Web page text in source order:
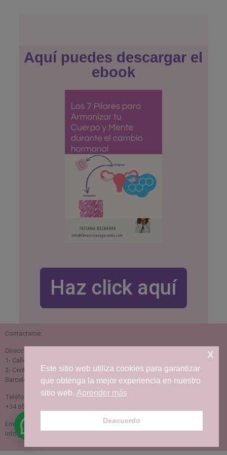
Aquí puedes descargar el
ebook
Haz click aquí
Contáctame:
Dirección:
1- Calle Iglésia 141, 08370 Calella, Barcelona
2- Centro de medicina integral VitaVeda C/Temple 31, 08911 Badalona,
Barcelona
Teléfono:
+34 656329797
Email:
info@tbnutricionayurveda.com
Este sitio web utiliza cookies para garantizar
que obtenga la mejor experiencia en nuestro
sitio web. Aprender más
Deacuerdo
x